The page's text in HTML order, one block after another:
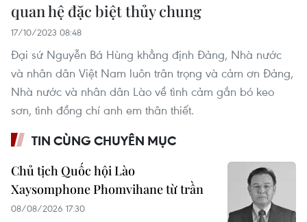
quan hệ đặc biệt thủy chung
17/10/2023 08:48
Đại sứ Nguyễn Bá Hùng khẳng định Đảng, Nhà nước
và nhân dân Việt Nam luôn trân trọng và cảm ơn Đảng,
Nhà nước và nhân dân Lào về tình cảm gắn bó keo
sơn, tình đồng chí anh em thân thiết.
TIN CÙNG CHUYÊN MỤC
Chủ tịch Quốc hội Lào
Xaysomphone Phomvihane từ trần
08/08/2026 17:30